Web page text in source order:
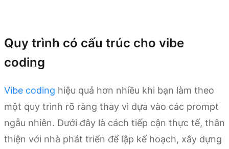
Quy trình có cấu trúc cho vibe
coding
Vibe coding hiệu quả hơn nhiều khi bạn làm theo
một quy trình rõ ràng thay vì dựa vào các prompt
ngẫu nhiên. Dưới đây là cách tiếp cận thực tế, thân
thiện với nhà phát triển để lập kế hoạch, xây dựng